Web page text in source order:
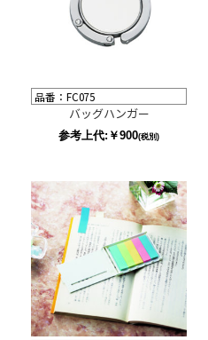
品番：FC075
バッグハンガー
参考上代:￥900(税別)